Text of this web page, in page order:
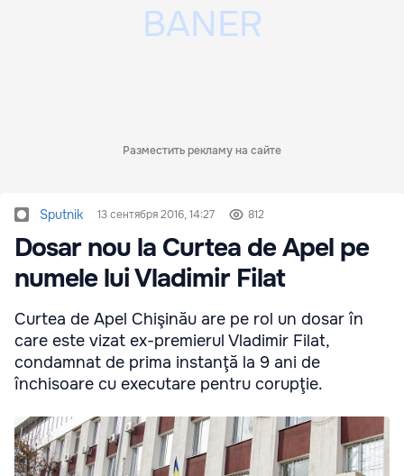
Разместить рекламу на сайте
Sputnik 13 сентября 2016, 14:27 812
Dosar nou la Curtea de Apel pe
numele lui Vladimir Filat
Curtea de Apel Chişinău are pe rol un dosar în
care este vizat ex-premierul Vladimir Filat,
condamnat de prima instanţă la 9 ani de
închisoare cu executare pentru corupţie.